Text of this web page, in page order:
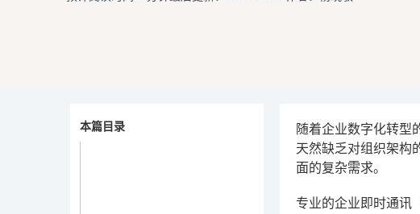
本篇目录
随着企业数字化转型
天然缺乏对组织架构
面的复杂需求。
专业的企业即时通讯